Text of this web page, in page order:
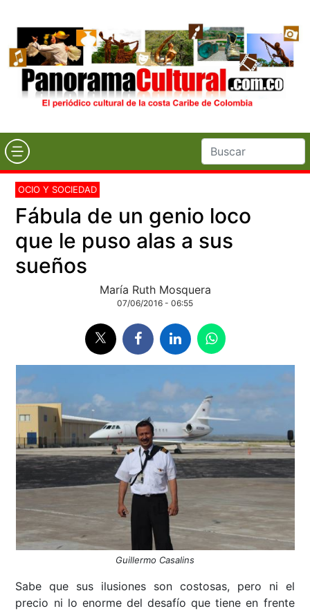
OCIO Y SOCIEDAD
Fábula de un genio loco
que le puso alas a sus
sueños
María Ruth Mosquera
07/06/2016 - 06:55
Guillermo Casalins
Sabe que sus ilusiones son costosas, pero ni el
precio ni lo enorme del desafío que tiene en frente